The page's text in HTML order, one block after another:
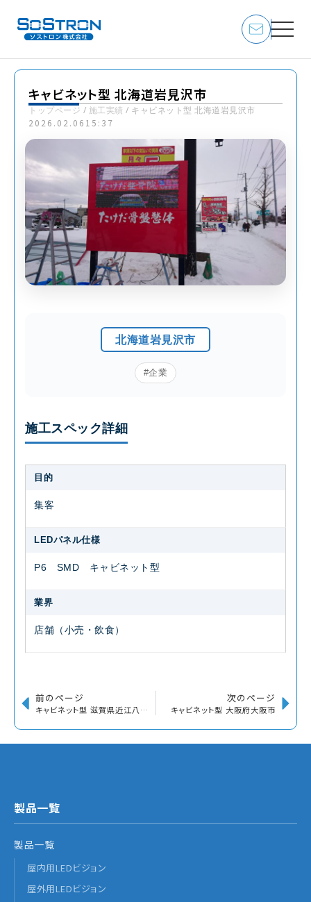
キャビネット型 北海道岩見沢市
トップページ / 施工実績 / キャビネット型 北海道岩見沢市
2026.02.06 15:37
北海道岩見沢市
#企業
施工スペック詳細
目的
集客
LEDパネル仕様
P6 SMD キャビネット型
業界
店舗（小売・飲食）
前のページ
キャビネット型 滋賀県近江八幡市
次のページ
キャビネット型 大阪府大阪市
製品一覧
製品一覧
屋内用LEDビジョン
屋外用LEDビジョン